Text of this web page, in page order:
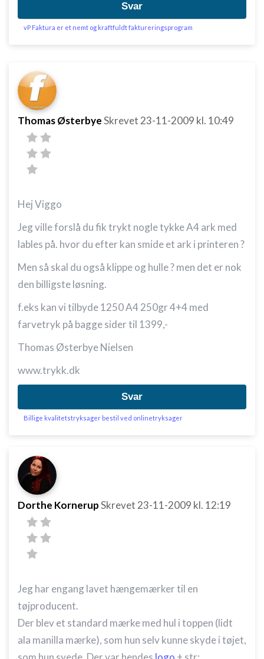
Svar
vP Faktura er et nemt og kraftfuldt faktureringsprogram
Thomas ØsterbyeSkrevet 23-11-2009 kl. 10:49
Hej Viggo
Jeg ville forslå du fik trykt nogle tykke A4 ark med
lables på. hvor du efter kan smide et ark i printeren ?
Men så skal du også klippe og hulle ? men det er nok
den billigste løsning.
f.eks kan vi tilbyde 1250 A4 250gr 4+4 med
farvetryk på bagge sider til 1399,-
Thomas Østerbye Nielsen
www.trykk.dk
Svar
Billige kvalitetstryksager bestil ved onlinetryksager
Dorthe KornerupSkrevet 23-11-2009 kl. 12:19
Jeg har engang lavet hængemærker til en
tøjproducent.
Der blev et standard mærke med hul i toppen (lidt
ala manilla mærke), som hun selv kunne skyde i tøjet,